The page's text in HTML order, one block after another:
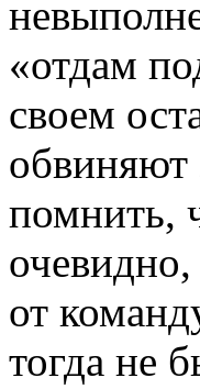
«отдам
своем
обвиняют
помнить,
очевидно,
от
тогда не